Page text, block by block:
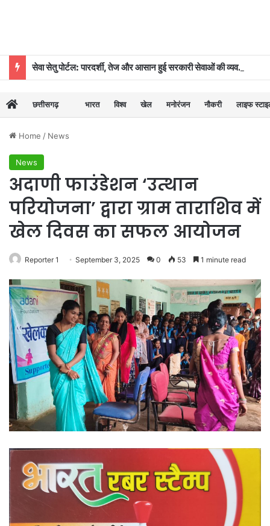
सेवा सेतु पोर्टल: पारदर्शी, तेज और आसान हुई सरकारी सेवाओं की व्यवस्था
छत्तीसगढ़ भारत विश्व खेल मनोरंजन नौकरी लाइफ
Home / News
News
अदाणी फाउंडेशन ‘उत्थान
परियोजना’ द्वारा ग्राम ताराशिव में
खेल दिवस का सफल आयोजन
Reporter 1 September 3, 2025 0 53 1 minute read